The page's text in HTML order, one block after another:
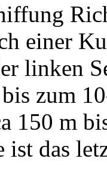
einer
linken
zum
150 m
ist das